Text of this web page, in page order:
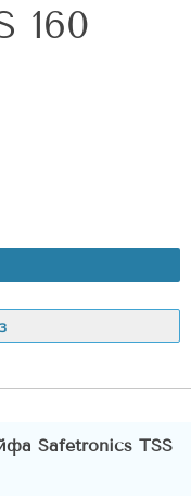
160
Safetronics TSS